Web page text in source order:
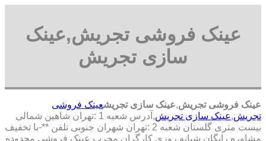
عینک فروشی تجریش,عینک
سازی تجریش
عینک فروشی تجریش,عینک سازی تجریشعینک فروشی
تجریش,عینک سازی تجریش
,آدرس شعبه 1 :تهران شاهین شمالی
بیست متری گلستان شعبه 2 :تهران شهران جنوبی تلفن **-با تخفیف
مشاوره رایگان شبانه روزی کارگران مجرب عینک فروشی محدوده